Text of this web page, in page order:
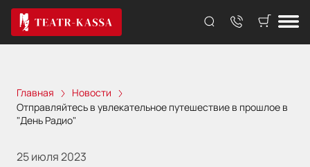
Главная
Новости
Отправляйтесь в увлекательное путешествие в прошлое в
"День Радио"
25 июля 2023